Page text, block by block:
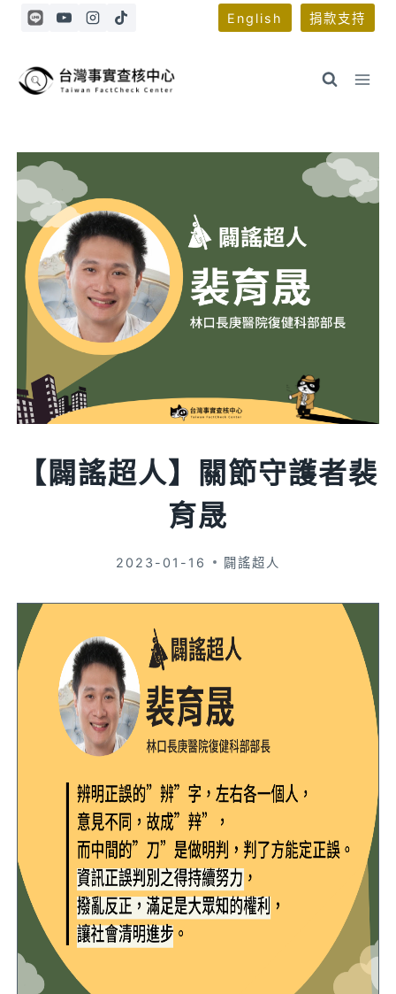
Skip
English 捐款支持
【闢謠超人】關節守護者裴
育晟
2023-01-16 闢謠超人